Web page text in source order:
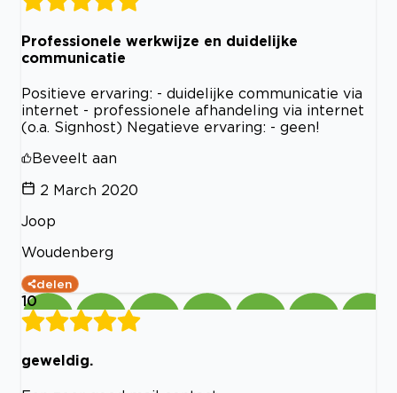
Professionele werkwijze en duidelijke
communicatie
Positieve ervaring: - duidelijke communicatie via
internet - professionele afhandeling via internet
(o.a. Signhost) Negatieve ervaring: - geen!
Beveelt aan
2 March 2020
Joop
Woudenberg
delen
10
geweldig.